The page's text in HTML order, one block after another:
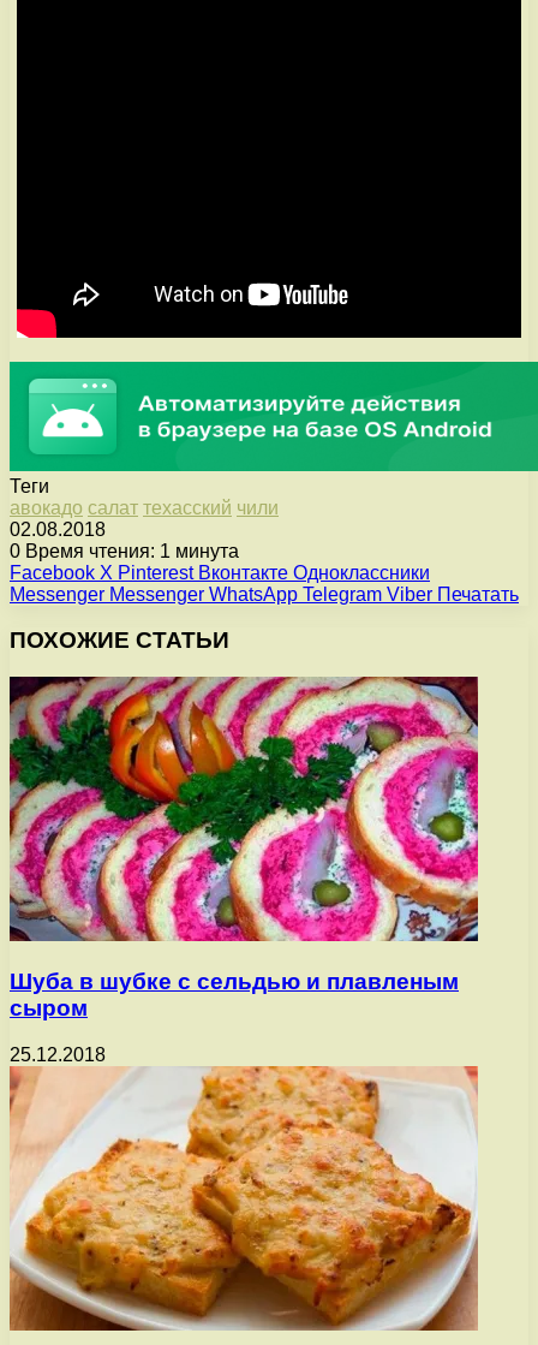
Теги
авокадо салат техасский чили
02.08.2018
0 Время чтения: 1 минута
Facebook X Pinterest Вконтакте Одноклассники
Messenger Messenger WhatsApp Telegram Viber Печатать
ПОХОЖИЕ СТАТЬИ
Шуба в шубке с сельдью и плавленым
сыром
25.12.2018